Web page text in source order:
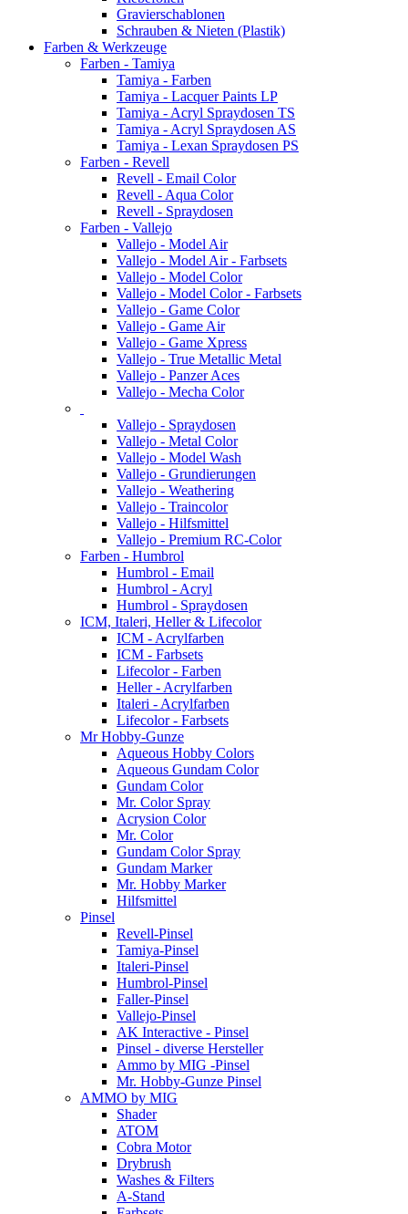
Gravierschablonen
Schrauben & Nieten (Plastik)
Farben & Werkzeuge
Farben - Tamiya
Tamiya - Farben
Tamiya - Lacquer Paints LP
Tamiya - Acryl Spraydosen TS
Tamiya - Acryl Spraydosen AS
Tamiya - Lexan Spraydosen PS
Farben - Revell
Revell - Email Color
Revell - Aqua Color
Revell - Spraydosen
Farben - Vallejo
Vallejo - Model Air
Vallejo - Model Air - Farbsets
Vallejo - Model Color
Vallejo - Model Color - Farbsets
Vallejo - Game Color
Vallejo - Game Air
Vallejo - Game Xpress
Vallejo - True Metallic Metal
Vallejo - Panzer Aces
Vallejo - Mecha Color
Vallejo - Spraydosen
Vallejo - Metal Color
Vallejo - Model Wash
Vallejo - Grundierungen
Vallejo - Weathering
Vallejo - Traincolor
Vallejo - Hilfsmittel
Vallejo - Premium RC-Color
Farben - Humbrol
Humbrol - Email
Humbrol - Acryl
Humbrol - Spraydosen
ICM, Italeri, Heller & Lifecolor
ICM - Acrylfarben
ICM - Farbsets
Lifecolor - Farben
Heller - Acrylfarben
Italeri - Acrylfarben
Lifecolor - Farbsets
Mr Hobby-Gunze
Aqueous Hobby Colors
Aqueous Gundam Color
Gundam Color
Mr. Color Spray
Acrysion Color
Mr. Color
Gundam Color Spray
Gundam Marker
Mr. Hobby Marker
Hilfsmittel
Pinsel
Revell-Pinsel
Tamiya-Pinsel
Italeri-Pinsel
Humbrol-Pinsel
Faller-Pinsel
Vallejo-Pinsel
AK Interactive - Pinsel
Pinsel - diverse Hersteller
Ammo by MIG -Pinsel
Mr. Hobby-Gunze Pinsel
AMMO by MIG
Shader
ATOM
Cobra Motor
Drybrush
Washes & Filters
A-Stand